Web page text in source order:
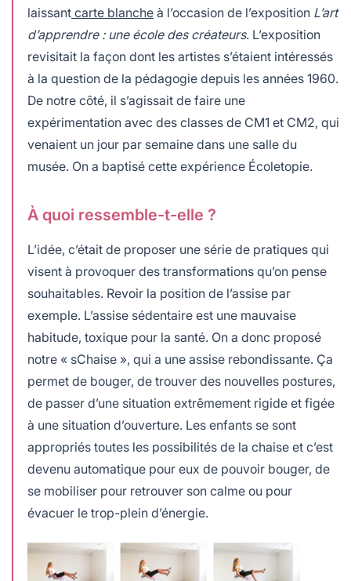
laissant carte blanche à l’occasion de l’exposition L’art
d’apprendre : une école des créateurs. L’exposition
revisitait la façon dont les artistes s’étaient intéressés
à la question de la pédagogie depuis les années 1960.
De notre côté, il s’agissait de faire une
expérimentation avec des classes de CM1 et CM2, qui
venaient un jour par semaine dans une salle du
musée. On a baptisé cette expérience Écoletopie.
À quoi ressemble-t-elle ?
L’idée, c’était de proposer une série de pratiques qui
visent à provoquer des transformations qu’on pense
souhaitables. Revoir la position de l’assise par
exemple. L’assise sédentaire est une mauvaise
habitude, toxique pour la santé. On a donc proposé
notre « sChaise », qui a une assise rebondissante. Ça
permet de bouger, de trouver des nouvelles postures,
de passer d’une situation extrêmement rigide et figée
à une situation d’ouverture. Les enfants se sont
appropriés toutes les possibilités de la chaise et c’est
devenu automatique pour eux de pouvoir bouger, de
se mobiliser pour retrouver son calme ou pour
évacuer le trop-plein d’énergie.